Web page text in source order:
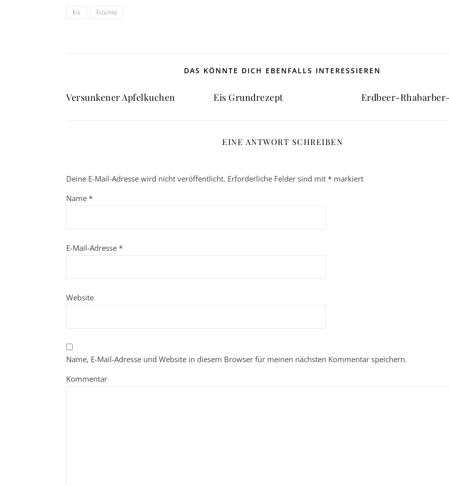
Eis Früchte
DAS KÖNNTE DICH EBENFALLS INTERESSIEREN
Versunkener Apfelkuchen Eis Grundrezept Erdbeer-
EINE ANTWORT SCHREIBEN
Deine E-Mail-Adresse wird nicht veröffentlicht. Erforderliche Felder sind mit * markiert
Name *
E-Mail-Adresse *
Website
Name, E-Mail-Adresse und Website in diesem Browser für meinen nächsten Kommentar speichern.
Kommentar